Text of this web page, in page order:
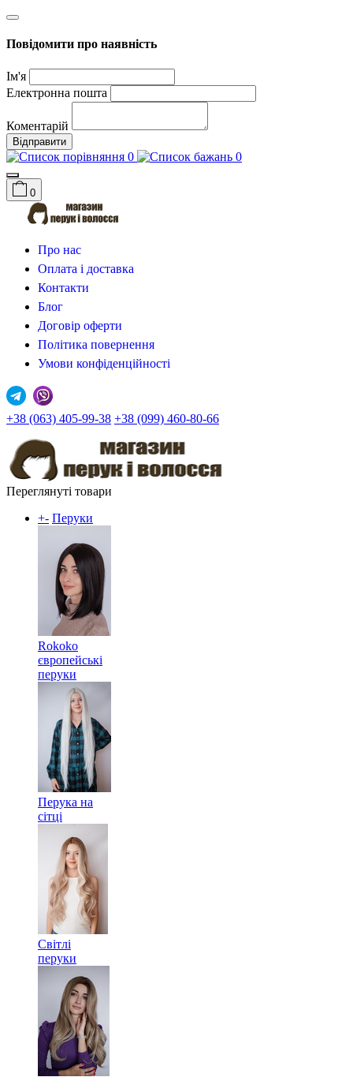
Повідомити про наявність
Ім'я
Електронна пошта
Коментарій
Відправити
0 0
0
Про нас
Оплата і доставка
Контакти
Блог
Договір оферти
Політика повернення
Умови конфіденційності
+38 (063) 405-99-38 +38 (099) 460-80-66
Переглянуті товари
+- Перуки
Rokoko
європейські
перуки
Перука на
сітці
Світлі
перуки